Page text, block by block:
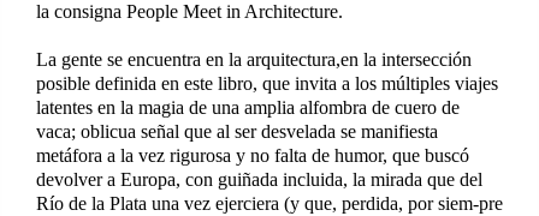
la consigna People Meet in Architecture.
La gente se encuentra en la arquitectura,en la intersección
posible definida en este libro, que invita a los múltiples viajes
latentes en la magia de una amplia alfombra de cuero de
vaca; oblicua señal que al ser desvelada se manifiesta
metáfora a la vez rigurosa y no falta de humor, que buscó
devolver a Europa, con guiñada incluida, la mirada que del
Río de la Plata una vez ejerciera (y que, perdida, por siem-pre